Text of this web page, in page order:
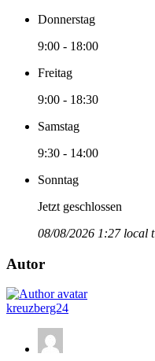
Donnerstag
9:00 - 18:00
Freitag
9:00 - 18:30
Samstag
9:30 - 14:00
Sonntag
Jetzt geschlossen
08/08/2026 1:27 local
Autor
kreuzberg24